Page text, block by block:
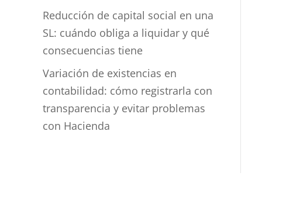
Reducción de capital social en una
SL: cuándo obliga a liquidar y qué
consecuencias tiene
Variación de existencias en
contabilidad: cómo registrarla con
transparencia y evitar problemas
con Hacienda